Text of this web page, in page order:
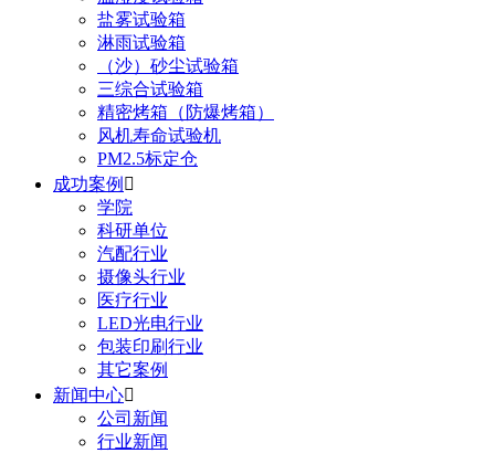
盐雾试验箱
淋雨试验箱
（沙）砂尘试验箱
三综合试验箱
精密烤箱（防爆烤箱）
风机寿命试验机
PM2.5标定仓
成功案例 
学院
科研单位
汽配行业
摄像头行业
医疗行业
LED光电行业
包装印刷行业
其它案例
新闻中心
公司新闻
行业新闻